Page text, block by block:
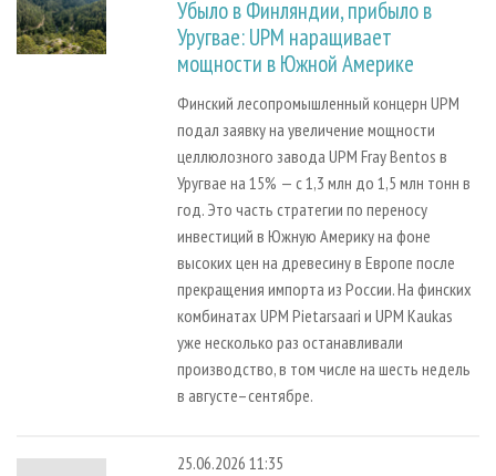
Убыло в Финляндии, прибыло в
Уругвае: UPM наращивает
мощности в Южной Америке
Финский лесопромышленный концерн UPM
подал заявку на увеличение мощности
целлюлозного завода UPM Fray Bentos в
Уругвае на 15% — с 1,3 млн до 1,5 млн тонн в
год. Это часть стратегии по переносу
инвестиций в Южную Америку на фоне
высоких цен на древесину в Европе после
прекращения импорта из России. На финских
комбинатах UPM Pietarsaari и UPM Kaukas
уже несколько раз останавливали
производство, в том числе на шесть недель
в августе–сентябре.
25.06.2026 11:35